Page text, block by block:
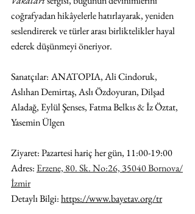
coğrafyadan hikâyelerle hatırlayarak, yeniden
seslendirerek ve türler arası birliktelikler hayal
ederek düşünmeyi öneriyor.
Sanatçılar: ANATOPIA, Ali Cindoruk,
Aslıhan Demirtaş, Aslı Özdoyuran, Dilşad
Aladağ, Eylül Şenses, Fatma Belkıs & İz Öztat,
Yasemin Ülgen
Ziyaret: Pazartesi hariç her gün, 11:00-19:00
Adres: Erzene, 80. Sk. No:26, 35040 Bornova/
İzmir
Detaylı Bilgi: https://www.bayetav.org/tr